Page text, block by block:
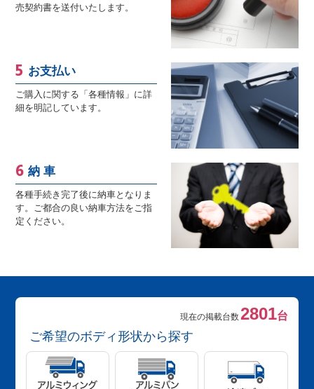
売契約書を送付いたします。
お支払い
ご購入に関する「各種情報」に詳
細を明記しています。
納 車
各種手続き完了後に納車となりま
す。ご都合の良い納車方法をご指
定ください。
現在の掲載台数2801台
ご希望のボディ形状から探す